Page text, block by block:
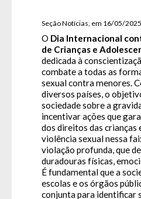
Seção Notícias, em 16/05/2025
O Dia Internacional
de Crianças e
dedicada à
combate a todas as
sexual contra menores.
diversos países, o
sociedade sobre a
incentivar ações que
dos direitos das crianças
violência sexual nessa
violação profunda, que
duradouras físicas,
É fundamental que a
escolas e os órgãos
conjunta para identificar